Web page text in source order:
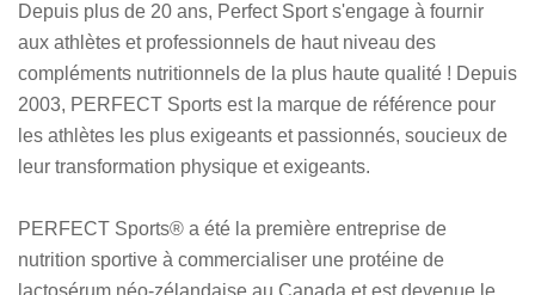
Depuis plus de 20 ans, Perfect Sport s'engage à fournir
aux athlètes et professionnels de haut niveau des
compléments nutritionnels de la plus haute qualité ! Depuis
2003, PERFECT Sports est la marque de référence pour
les athlètes les plus exigeants et passionnés, soucieux de
leur transformation physique et exigeants.
PERFECT Sports® a été la première entreprise de
nutrition sportive à commercialiser une protéine de
lactosérum néo-zélandaise au Canada et est devenue le